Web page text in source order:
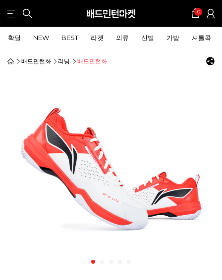
0
확딜 NEW BEST 라켓 의류 신발 가방 셔틀콕
배드민턴화 리닝 배드민턴화